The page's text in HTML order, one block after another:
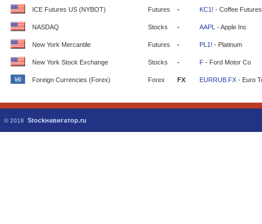
ICE Futures US (NYBOT) Futures - KC1! - Coffee Futures
NASDAQ Stocks - AAPL - Apple Inc
New York Mercantile Futures - PL1! - Platinum
New York Stock Exchange Stocks - F - Ford Motor Co
Foreign Currencies (Forex) Forex FX EURRUB.FX - Euro
© 2018 Stockнавигатор.ru